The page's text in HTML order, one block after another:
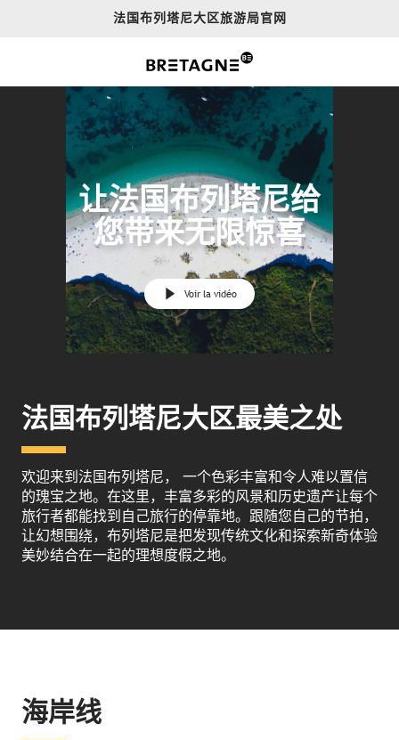
法国布列塔尼大区旅游局官网
让法国布列塔尼给
您带来无限惊喜
Voir la vidéo
法国布列塔尼大区最美之处
欢迎来到法国布列塔尼， 一个色彩丰富和令人难以置信
的瑰宝之地。在这里，丰富多彩的风景和历史遗产让每个
旅行者都能找到自己旅行的停靠地。跟随您自己的节拍，
让幻想围绕，布列塔尼是把发现传统文化和探索新奇体验
美妙结合在一起的理想度假之地。
海岸线